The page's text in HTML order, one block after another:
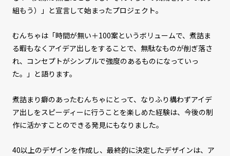
組もう）」と宣言して始まったプロジェクト。
むんちゃは「時間が無い＋100案というボリュームで、煮詰ま
る暇もなくアイデア出しをすることで、無駄なものが削ぎ落さ
れ、コンセプトがシンプルで強度のあるものになっていっ
た。」と語ります。
煮詰まり癖のあったむんちゃにとって、なりふり構わずアイデ
ア出しをスピーディーに行うことを楽しめた経験は、今後の制
作に活かすことのできる発見にもなりました。
40以上のデザインを作成し、最終的に決定したデザインは、ア